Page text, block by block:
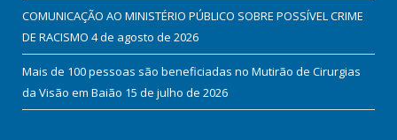
COMUNICAÇÃO AO MINISTÉRIO PÚBLICO SOBRE POSSÍVEL CRIME
DE RACISMO 4 de agosto de 2026
Mais de 100 pessoas são beneficiadas no Mutirão de Cirurgias
da Visão em Baião 15 de julho de 2026